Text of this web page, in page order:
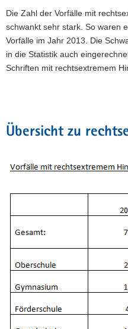
Die Zahl der Vorfälle mit
schwankt sehr stark. So waren
Vorfälle im Jahr 2013. Die
in die Statistik auch
Schriften mit rechtsextremem
Übersicht zu